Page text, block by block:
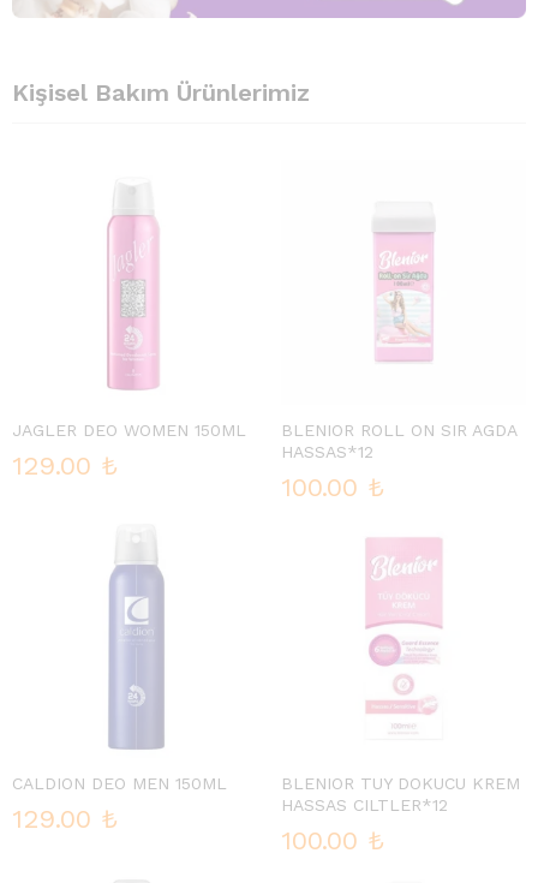
Kişisel Bakım Ürünlerimiz
JAGLER DEO WOMEN 150ML
129.00 ₺
BLENIOR ROLL ON SIR AGDA
HASSAS*12
100.00 ₺
CALDION DEO MEN 150ML
129.00 ₺
BLENIOR TUY DOKUCU KREM
HASSAS CILTLER*12
100.00 ₺